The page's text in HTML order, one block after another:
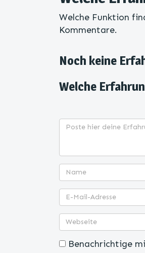
Welche Funktion
Kommentare.
Noch keine
Welche
Benachrichtige